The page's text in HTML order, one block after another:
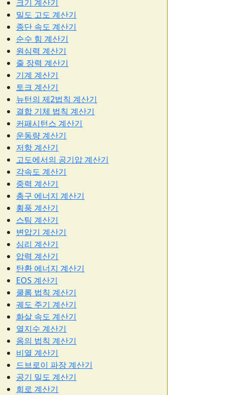
크기 계산기
밀도 고도 계산기
종단 속도 계산기
순수 힘 계산기
원심력 계산기
줄 장력 계산기
기계 계산기
토크 계산기
뉴턴의 제2법칙 계산기
결합 기체 법칙 계산기
커패시턴스 계산기
운동량 계산기
저항 계산기
고도에서의 공기압 계산기
각속도 계산기
중력 계산기
총구 에너지 계산기
횡풍 계산기
스팀 계산기
변압기 계산기
심리 계산기
압력 계산기
탄환 에너지 계산기
EOS 계산기
쿨롬 법칙 계산기
궤도 주기 계산기
화살 속도 계산기
열지수 계산기
옴의 법칙 계산기
비열 계산기
드브로이 파장 계산기
공기 밀도 계산기
회로 계산기